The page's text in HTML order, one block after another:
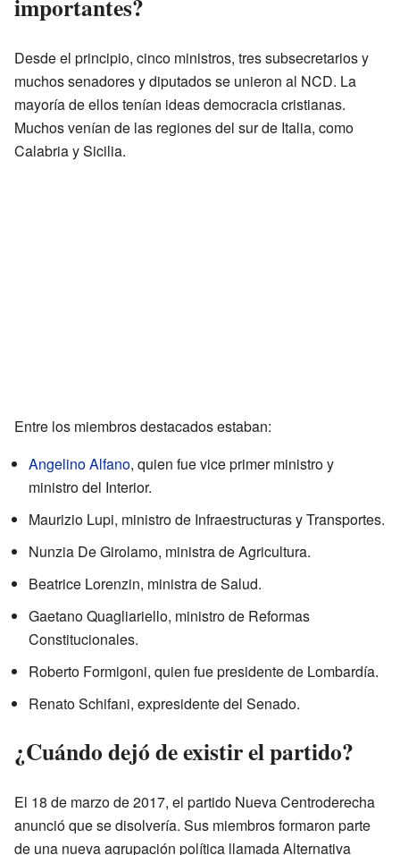
importantes?
Desde el principio, cinco ministros, tres subsecretarios y
muchos senadores y diputados se unieron al NCD. La
mayoría de ellos tenían ideas democracia cristianas.
Muchos venían de las regiones del sur de Italia, como
Calabria y Sicilia.
Entre los miembros destacados estaban:
Angelino Alfano, quien fue vice primer ministro y
ministro del Interior.
Maurizio Lupi, ministro de Infraestructuras y Transportes.
Nunzia De Girolamo, ministra de Agricultura.
Beatrice Lorenzin, ministra de Salud.
Gaetano Quagliariello, ministro de Reformas
Constitucionales.
Roberto Formigoni, quien fue presidente de Lombardía.
Renato Schifani, expresidente del Senado.
¿Cuándo dejó de existir el partido?
El 18 de marzo de 2017, el partido Nueva Centroderecha
anunció que se disolvería. Sus miembros formaron parte
de una nueva agrupación política llamada Alternativa